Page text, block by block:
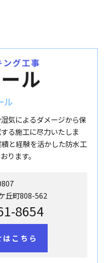
ル
気によるダメージから保
る施工に尽力いたしま
と経験を活かした防水工
ります。
丘町808-562
8654
こちら